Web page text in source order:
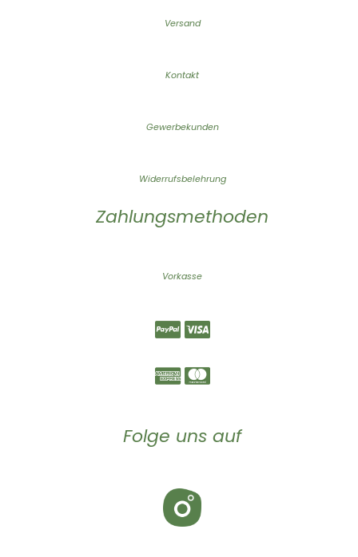
Versand
Kontakt
Gewerbekunden
Widerrufsbelehrung
Zahlungsmethoden
Vorkasse
Folge uns auf